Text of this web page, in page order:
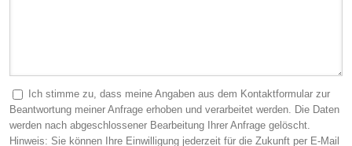
Ich stimme zu, dass meine Angaben aus dem Kontaktformular zur
Beantwortung meiner Anfrage erhoben und verarbeitet werden. Die Daten
werden nach abgeschlossener Bearbeitung Ihrer Anfrage gelöscht.
Hinweis: Sie können Ihre Einwilligung jederzeit für die Zukunft per E-Mail